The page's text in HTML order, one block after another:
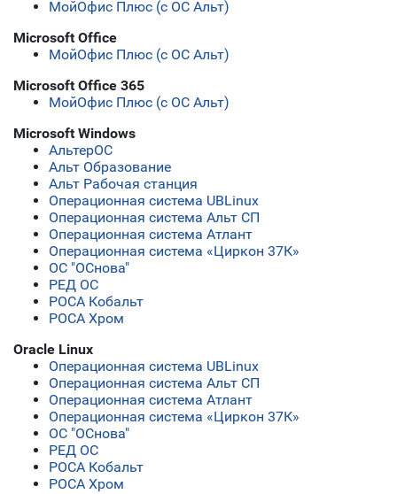
МойОфис Плюс (с ОС Альт)
Microsoft Office
МойОфис Плюс (с ОС Альт)
Microsoft Office 365
МойОфис Плюс (с ОС Альт)
Microsoft Windows
АльтерОС
Альт Образование
Альт Рабочая станция
Операционная система UBLinux
Операционная система Альт СП
Операционная система Атлант
Операционная система «Циркон 37К»
ОС "ОСнова"
РЕД ОС
РОСА Кобальт
РОСА Хром
Oracle Linux
Операционная система UBLinux
Операционная система Альт СП
Операционная система Атлант
Операционная система «Циркон 37К»
ОС "ОСнова"
РЕД ОС
РОСА Кобальт
РОСА Хром